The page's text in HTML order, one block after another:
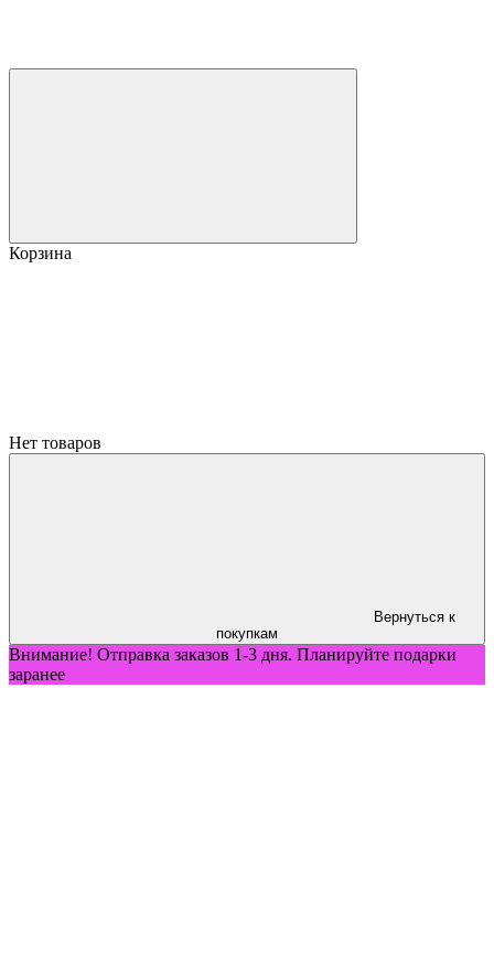
Корзина
Нет товаров
Вернуться к
покупкам
Внимание! Отправка заказов 1-3 дня. Планируйте подарки
заранее